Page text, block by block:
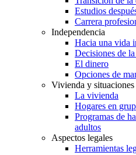
Estudios
Carrera
Independencia
Hacia una vida
Decisiones de
El dinero
Opciones de
Vivienda y
La vivienda
Hogares en
Programas de
adultos
Aspectos legales
Herramientas